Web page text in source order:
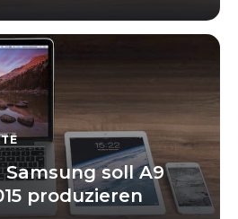
soll A9
produzieren